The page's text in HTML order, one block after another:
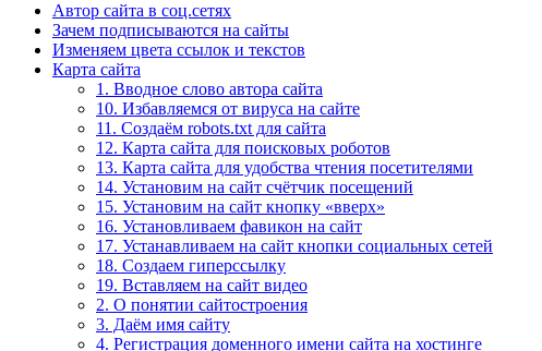
Автор сайта в соц.сетях
Зачем подписываются на сайты
Изменяем цвета ссылок и текстов
Карта сайта
1. Вводное слово автора сайта
10. Избавляемся от вируса на сайте
11. Создаём robots.txt для сайта
12. Карта сайта для поисковых роботов
13. Карта сайта для удобства чтения посетителями
14. Установим на сайт счётчик посещений
15. Установим на сайт кнопку «вверх»
16. Установливаем фавикон на сайт
17. Устанавливаем на сайт кнопки социальных сетей
18. Создаем гиперссылку
19. Вставляем на сайт видео
2. О понятии сайтостроения
3. Даём имя сайту
4. Регистрация доменного имени сайта на хостинге